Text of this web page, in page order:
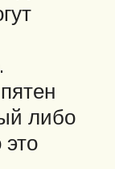
либо